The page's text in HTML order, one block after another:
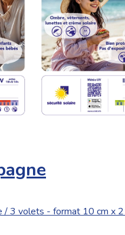
/ 3 volets - format 10 cm x